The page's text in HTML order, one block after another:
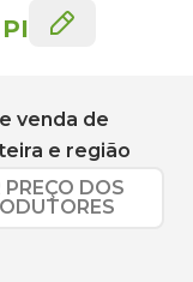
PI
venda de
e região
PREÇO DOS